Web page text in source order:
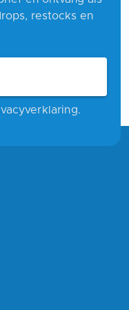
restocks en